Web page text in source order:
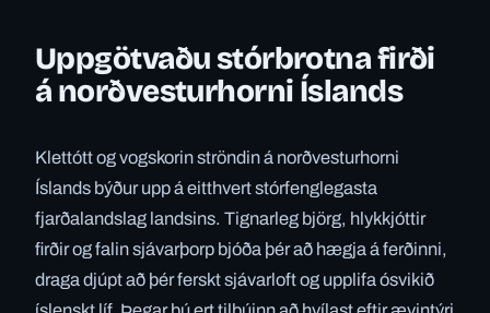
Uppgötvaðu stórbrotna firði
á norðvesturhorni Íslands
Klettótt og vogskorin ströndin á norðvesturhorni
Íslands býður upp á eitthvert stórfenglegasta
fjarðalandslag landsins. Tignarleg björg, hlykkjóttir
firðir og falin sjávarþorp bjóða þér að hægja á ferðinni,
draga djúpt að þér ferskt sjávarloft og upplifa ósvikið